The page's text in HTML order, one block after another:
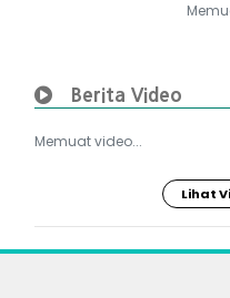
Berita Video
Memuat video...
Lihat